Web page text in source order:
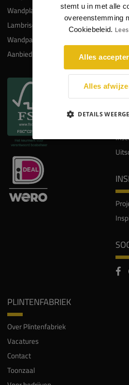
Wandplanken
Lambrisering
Wandpanelen
Aanbiedingen
PLINTENFABRIEK
Over Plintenfabriek
Vacatures
Contact
Toonzaal
stemt u in met alle
overeenstemming
Cookiebeleid.
Alles
Alles
DETAILS